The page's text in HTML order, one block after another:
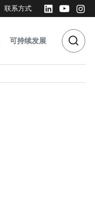
联系方式
可持续发展